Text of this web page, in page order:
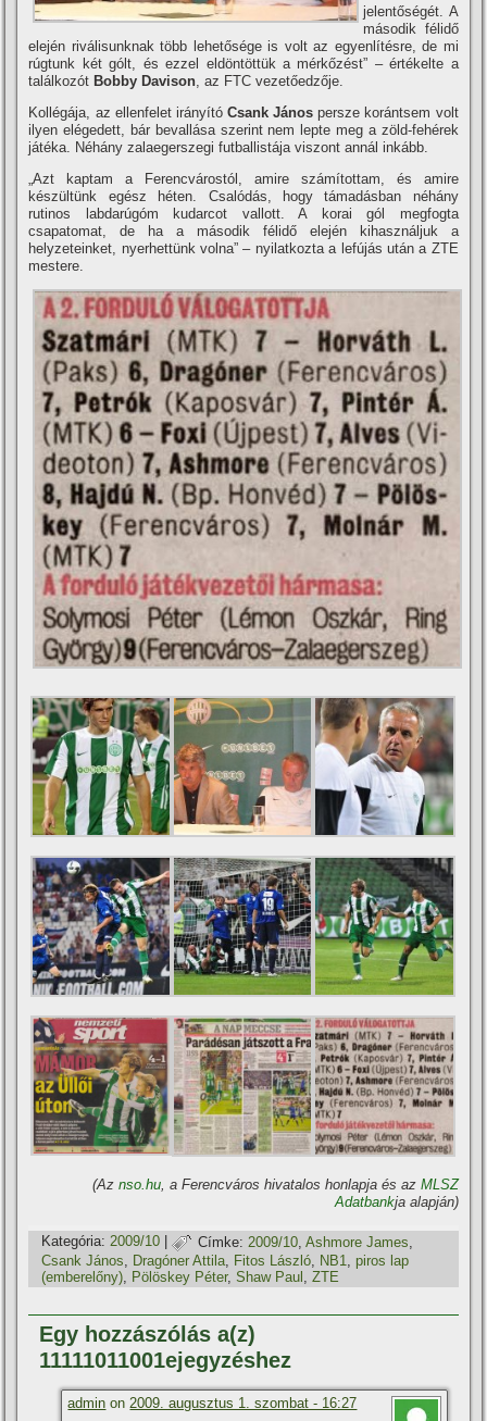
jelentőségét. A
második félidő
elején riválisunknak több lehetősége is volt az egyenlí­tésre, de mi
rúgtunk két gólt, és ezzel eldöntöttük a mérkőzést” – értékelte a
találkozót Bobby Davison, az FTC vezetőedzője.
Kollégája, az ellenfelet irányí­tóCsank János persze korántsem volt
ilyen elégedett, bár bevallása szerint nem lepte meg a zöld-fehérek
játéka. Néhány zalaegerszegi futballistája viszont annál inkább.
„Azt kaptam a Ferencvárostól, amire számí­tottam, és amire
készültünk egész héten. Csalódás, hogy támadásban néhány
rutinos labdarúgóm kudarcot vallott. A korai gól megfogta
csapatomat, de ha a második félidő elején kihasználjuk a
helyzeteinket, nyerhettünk volna” – nyilatkozta a lefújás után a ZTE
mestere.
(Az nso.hu, a Ferencváros hivatalos honlapja és az MLSZ
Adatbankja alapján)
Kategória: 2009/10 | Címke: 2009/10 ,Ashmore James
Csank János, Dragóner Attila, Fitos László, NB1,piros lap
(emberelőny), Pölöskey Péter,Shaw Paul ,ZTE
Egy hozzászólás a(z)
11111011001ejegyzéshez
admin on2009. augusztus 1. szombat - 16:27